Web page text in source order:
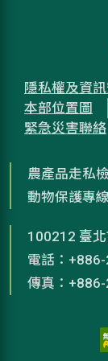
隱私權及資
本部位置圖
緊急災害聯絡
農產品走私
動物保護專
100212 臺
電話：
傳真：